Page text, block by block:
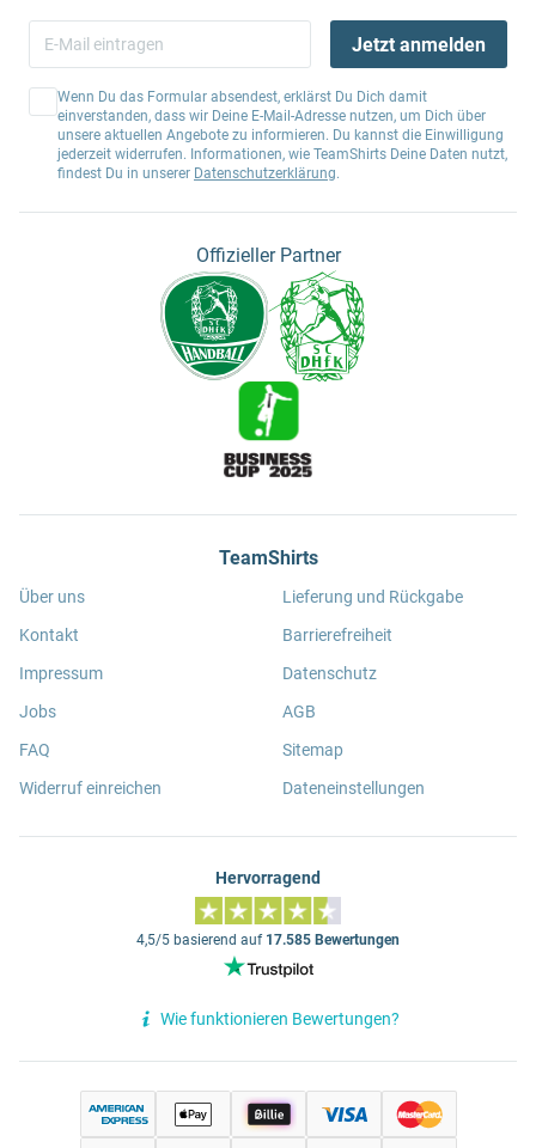
Jetzt anmelden
Wenn Du das Formular absendest, erklärst Du Dich damit
einverstanden, dass wir Deine E-Mail-Adresse nutzen, um Dich über
unsere aktuellen Angebote zu informieren. Du kannst die Einwilligung
jederzeit widerrufen. Informationen, wie TeamShirts Deine Daten nutzt,
findest Du in unserer Datenschutzerklärung.
Offizieller Partner
TeamShirts
Über uns
Kontakt
Impressum
Jobs
FAQ
Widerruf einreichen
Lieferung und Rückgabe
Barrierefreiheit
Datenschutz
AGB
Sitemap
Dateneinstellungen
Hervorragend
4,5/5 basierend auf 17.585 Bewertungen
Wie funktionieren Bewertungen?